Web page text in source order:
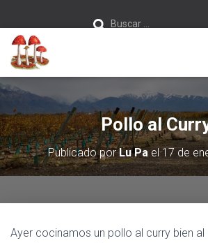
Buscar …
Pollo al
Publicado porLu Pael17 de
Ayer cocinamos un pollo al curry bien